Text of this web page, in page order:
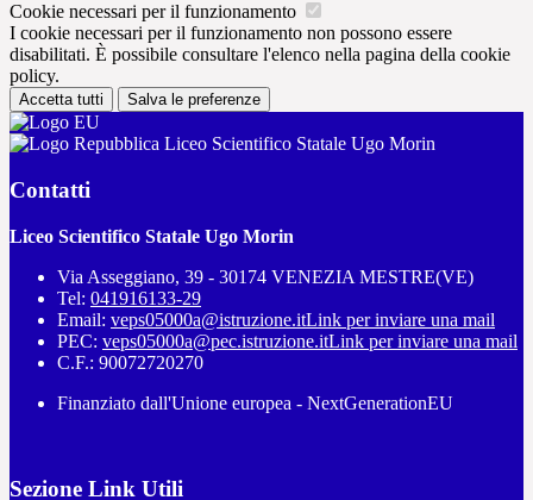
Cookie necessari per il funzionamento
I cookie necessari per il funzionamento non possono essere
disabilitati. È possibile consultare l'elenco nella pagina della cookie
policy.
Accetta tutti Salva le preferenze
Liceo Scientifico Statale Ugo Morin
Contatti
Liceo Scientifico Statale Ugo Morin
Via Asseggiano, 39 - 30174 VENEZIA MESTRE(VE)
Tel: 041916133-29
Email: veps05000a@istruzione.itLink per inviare una mail
PEC: veps05000a@pec.istruzione.itLink per inviare una mail
C.F.: 90072720270
Finanziato dall'Unione europea - NextGenerationEU
Sezione Link Utili